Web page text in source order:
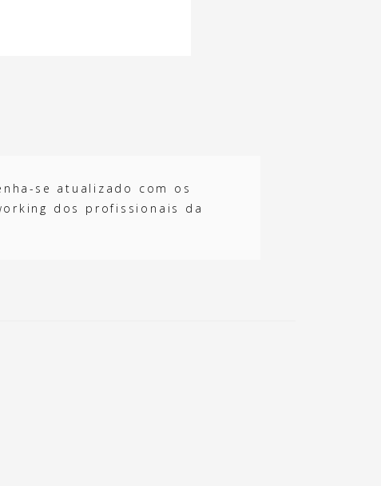
se atualizado com os
dos profissionais da